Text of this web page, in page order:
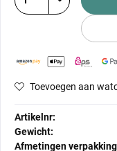
Toevoegen aan
Artikelnr:
Gewicht:
Afmetingen